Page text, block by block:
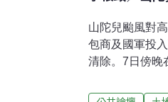
山陀兒颱風對
包商及國軍投
清除。7日傍晚
棵說，可能有